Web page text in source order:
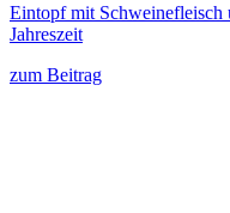
Eintopf mit Schweinefleisch
Jahreszeit
zum Beitrag